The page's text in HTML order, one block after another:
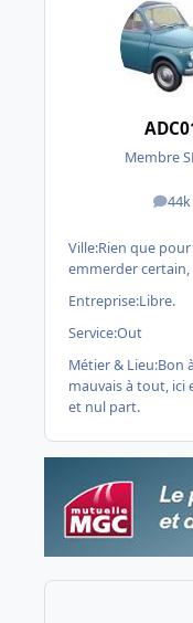
Membre
44k
Ville:Rien que pour
emmerder
Entreprise:Libre.
Service:Out
Métier & Lieu:Bon
mauvais à tout, ici
et nul part.